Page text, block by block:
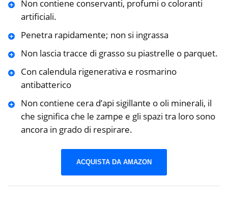
Non contiene conservanti, profumi o coloranti
artificiali.
Penetra rapidamente; non si ingrassa
Non lascia tracce di grasso su piastrelle o parquet.
Con calendula rigenerativa e rosmarino
antibatterico
Non contiene cera d’api sigillante o oli minerali, il
che significa che le zampe e gli spazi tra loro sono
ancora in grado di respirare.
ACQUISTA DA AMAZON